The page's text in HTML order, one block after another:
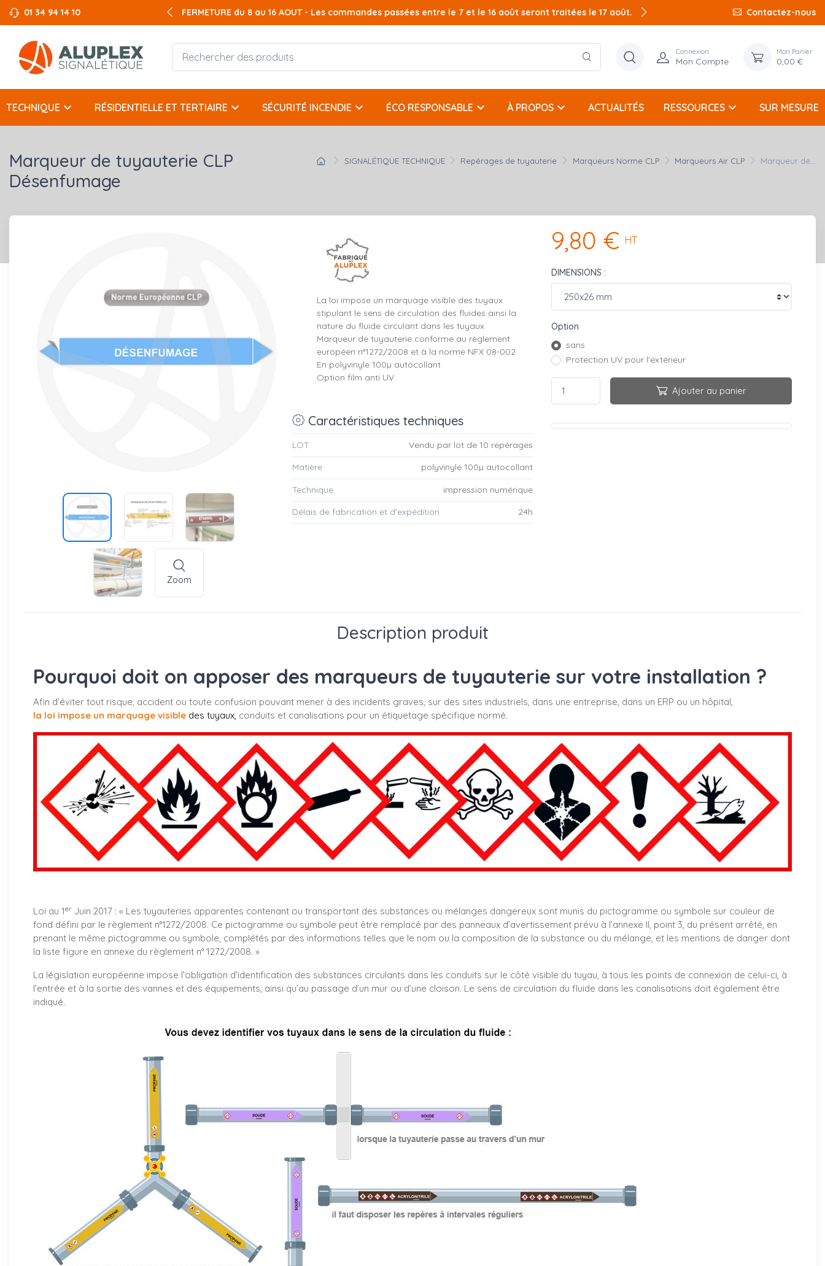
01 34 94 14 10 FERMETURE du 8 au 16 AOUT - Les commandes passées entre le 7 et le 16 août seront traitées le 17 août. Contactez-nous
Connexion
Mon Compte
Mon Panier
0,00 €
TECHNIQUE keyboard_arrow_down RÉSIDENTIELLE ET TERTIAIRE keyboard_arrow_down SÉCURITÉ INCENDIE keyboard_arrow_down ÉCO RESPONSABLE keyboard_arrow_down À PROPOS keyboard_arrow_down ACTUALITÉS RESSOURCES keyboard_arrow_down SUR MESURE
SIGNALÉTIQUE TECHNIQUE Repérages de tuyauterie Marqueurs Norme CLP Marqueurs Air CLP Marqueur de...
Marqueur de tuyauterie CLP
Désenfumage
Zoom
La loi impose un marquage visible des tuyaux
stipulant le sens de circulation des fluides ainsi la
nature du fluide circulant dans les tuyaux
Marqueur de tuyauterie conforme au règlement
européen n°1272/2008 et à la norme NFX 08-002
En polyvinyle 100µ autocollant
Option film anti UV
Caractéristiques techniques
LOT Vendu par lot de 10 repérages
Matière polyvinyle 100µ autocollant
Technique impression numérique
Délais de fabrication et d’expédition 24h
9,80 € HT
DIMENSIONS :
Option
sans
Protection UV pour l'extérieur
Ajouter au panier
Description produit
Pourquoi doit on apposer des marqueurs de tuyauterie sur votre installation ?
Afin d’éviter tout risque, accident ou toute confusion pouvant mener à des incidents graves, sur des sites industriels, dans une entreprise, dans un ERP ou un hôpital,
la loi impose un marquage visible des tuyaux, conduits et canalisations pour un étiquetage spécifique normé.
Loi au 1er Juin 2017 : « Les tuyauteries apparentes contenant ou transportant des substances ou mélanges dangereux sont munis du pictogramme ou symbole sur couleur de
fond défini par le règlement n°1272/2008. Ce pictogramme ou symbole peut être remplacé par des panneaux d’avertissement prévu à l’annexe II, point 3, du présent arrêté, en
prenant le même pictogramme ou symbole, complétés par des informations telles que le nom ou la composition de la substance ou du mélange, et les mentions de danger dont
la liste figure en annexe du règlement n° 1272/2008. »
La législation européenne impose l’obligation d’identification des substances circulants dans les conduits sur le côté visible du tuyau, à tous les points de connexion de celui-ci, à
l’entrée et à la sortie des vannes et des équipements, ainsi qu’au passage d’un mur ou d’une cloison. Le sens de circulation du fluide dans les canalisations doit également être
indiqué.